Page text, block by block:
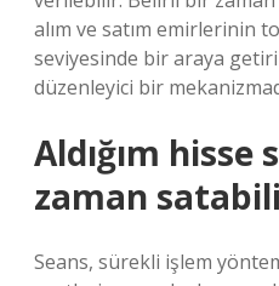
alım ve satım emirlerinin
seviyesinde bir araya
düzenleyici bir
Aldığım hisse
zaman
Seans, sürekli işlem